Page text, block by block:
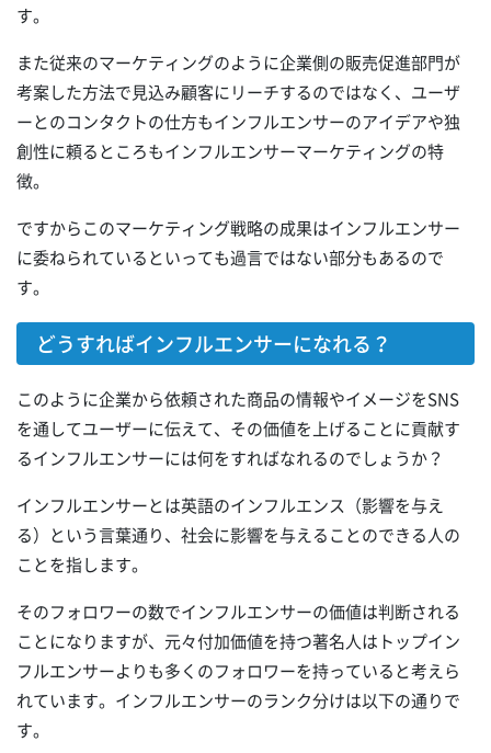
す。
また従来のマーケティングのように企業側の販売促進部門が
考案した方法で見込み顧客にリーチするのではなく、ユーザ
ーとのコンタクトの仕方もインフルエンサーのアイデアや独
創性に頼るところもインフルエンサーマーケティングの特
徴。
ですからこのマーケティング戦略の成果はインフルエンサー
に委ねられているといっても過言ではない部分もあるので
す。
どうすればインフルエンサーになれる？
このように企業から依頼された商品の情報やイメージをSNS
を通してユーザーに伝えて、その価値を上げることに貢献す
るインフルエンサーには何をすればなれるのでしょうか？
インフルエンサーとは英語のインフルエンス（影響を与え
る）という言葉通り、社会に影響を与えることのできる人の
ことを指します。
そのフォロワーの数でインフルエンサーの価値は判断される
ことになりますが、元々付加価値を持つ著名人はトップイン
フルエンサーよりも多くのフォロワーを持っていると考えら
れています。インフルエンサーのランク分けは以下の通りで
す。